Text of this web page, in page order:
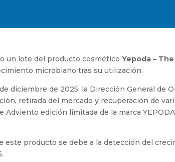
un lote del producto cosmético Yepoda –
microbiano tras su utilización.
diciembre de 2025, la Dirección General de
retirada del mercado y recuperación de
Adviento edición limitada de la marca
este producto se debe a la detección del